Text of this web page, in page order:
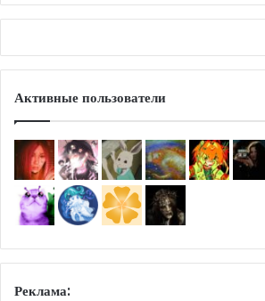
Активные пользователи
Реклама: